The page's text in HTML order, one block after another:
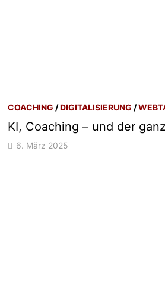
COACHING /DIGITALISIERUNG /
KI, Coaching – und der
6. März 2025